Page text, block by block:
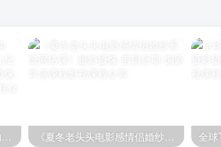
周森《专业摄影核心课解码构图》主讲摄影构图，还讲了婚礼纪实，超清画质，无水印。 全球